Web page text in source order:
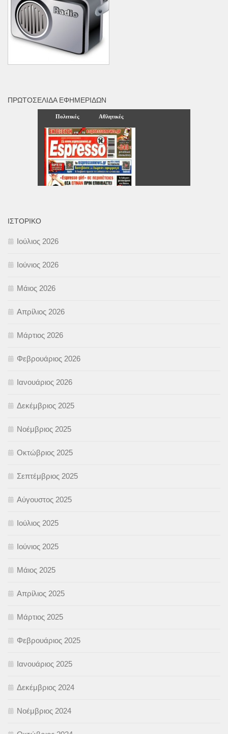
ΠΡΩΤΟΣΈΛΙΔΑ ΕΦΗΜΕΡΊΔΩΝ
ΙΣΤΟΡΙΚΌ
Ιούλιος 2026
Ιούνιος 2026
Μάιος 2026
Απρίλιος 2026
Μάρτιος 2026
Φεβρουάριος 2026
Ιανουάριος 2026
Δεκέμβριος 2025
Νοέμβριος 2025
Οκτώβριος 2025
Σεπτέμβριος 2025
Αύγουστος 2025
Ιούλιος 2025
Ιούνιος 2025
Μάιος 2025
Απρίλιος 2025
Μάρτιος 2025
Φεβρουάριος 2025
Ιανουάριος 2025
Δεκέμβριος 2024
Νοέμβριος 2024